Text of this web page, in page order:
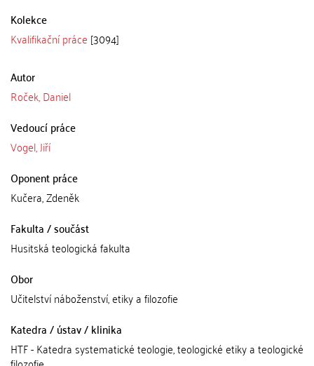
Kolekce
Kvalifikační práce [3094]
Autor
Roček, Daniel
Vedoucí práce
Vogel, Jiří
Oponent práce
Kučera, Zdeněk
Fakulta / součást
Husitská teologická fakulta
Obor
Učitelství náboženství, etiky a filozofie
Katedra / ústav / klinika
HTF - Katedra systematické teologie, teologické etiky a teologické